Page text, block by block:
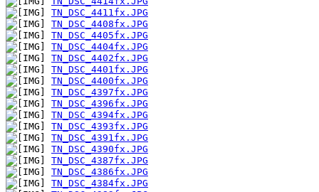
TN_DSC_4411fx.JPG
TN_DSC_4408fx.JPG
TN_DSC_4405fx.JPG
TN_DSC_4404fx.JPG
TN_DSC_4402fx.JPG
TN_DSC_4401fx.JPG
TN_DSC_4400fx.JPG
TN_DSC_4397fx.JPG
TN_DSC_4396fx.JPG
TN_DSC_4394fx.JPG
TN_DSC_4393fx.JPG
TN_DSC_4391fx.JPG
TN_DSC_4390fx.JPG
TN_DSC_4387fx.JPG
TN_DSC_4386fx.JPG
TN_DSC_4384fx.JPG